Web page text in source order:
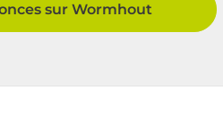
sur Wormhout